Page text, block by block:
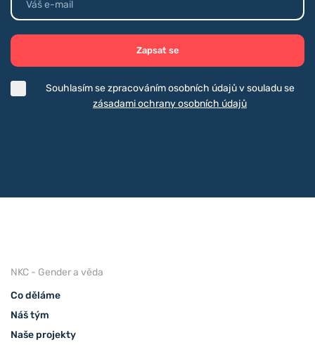
Zapsat se
Souhlasím se zpracováním osobních údajů v souladu se
zásadami ochrany osobních údajů
NKC - Gender a věda
Co děláme
Náš tým
Naše projekty